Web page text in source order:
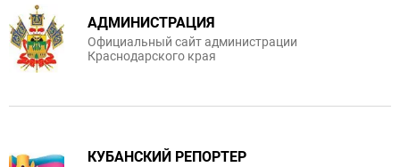
АДМИНИСТРАЦИЯ
Официальный сайт администрации
Краснодарского края
КУБАНСКИЙ РЕПОРТЕР